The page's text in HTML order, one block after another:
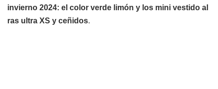
invierno 2024: el color verde limón y los mini vestido al
ras ultra XS y ceñidos.